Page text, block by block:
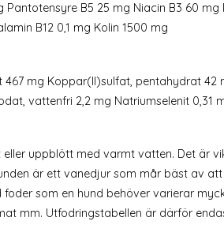
Pantotensyre B5 25 mg Niacin B3 60
B12 0,1 mg Kolin 1500 mg
mg Koppar(II)sulfat, pentahydrat 42
vattenfri 2,2 mg Natriumselenit 0,31
eller uppblött med varmt vatten. Det är
är ett vanedjur som mår bäst av
som en hund behöver varierar
mm. Utfodringstabellen är därför